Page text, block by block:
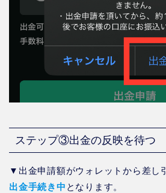
ステップ③出金の反映を待つ
▼出金申請額がウォレットから差し
出金手続き中 となります。